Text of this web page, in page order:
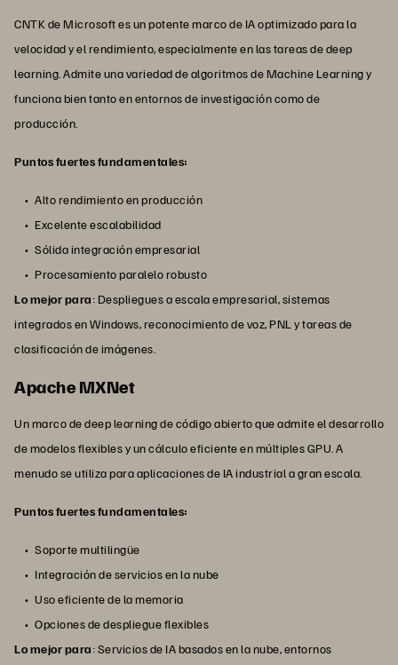
CNTK de Microsoft es un potente marco de IA optimizado para la
velocidad y el rendimiento, especialmente en las tareas de deep
learning. Admite una variedad de algoritmos de Machine Learning y
funciona bien tanto en entornos de investigación como de
producción.
Puntos fuertes fundamentales:
Alto rendimiento en producción
Excelente escalabilidad
Sólida integración empresarial
Procesamiento paralelo robusto
Lo mejor para: Despliegues a escala empresarial, sistemas
integrados en Windows, reconocimiento de voz, PNL y tareas de
clasificación de imágenes.
Apache MXNet
Un marco de deep learning de código abierto que admite el desarrollo
de modelos flexibles y un cálculo eficiente en múltiples GPU. A
menudo se utiliza para aplicaciones de IA industrial a gran escala.
Puntos fuertes fundamentales:
Soporte multilingüe
Integración de servicios en la nube
Uso eficiente de la memoria
Opciones de despliegue flexibles
Lo mejor para: Servicios de IA basados en la nube, entornos